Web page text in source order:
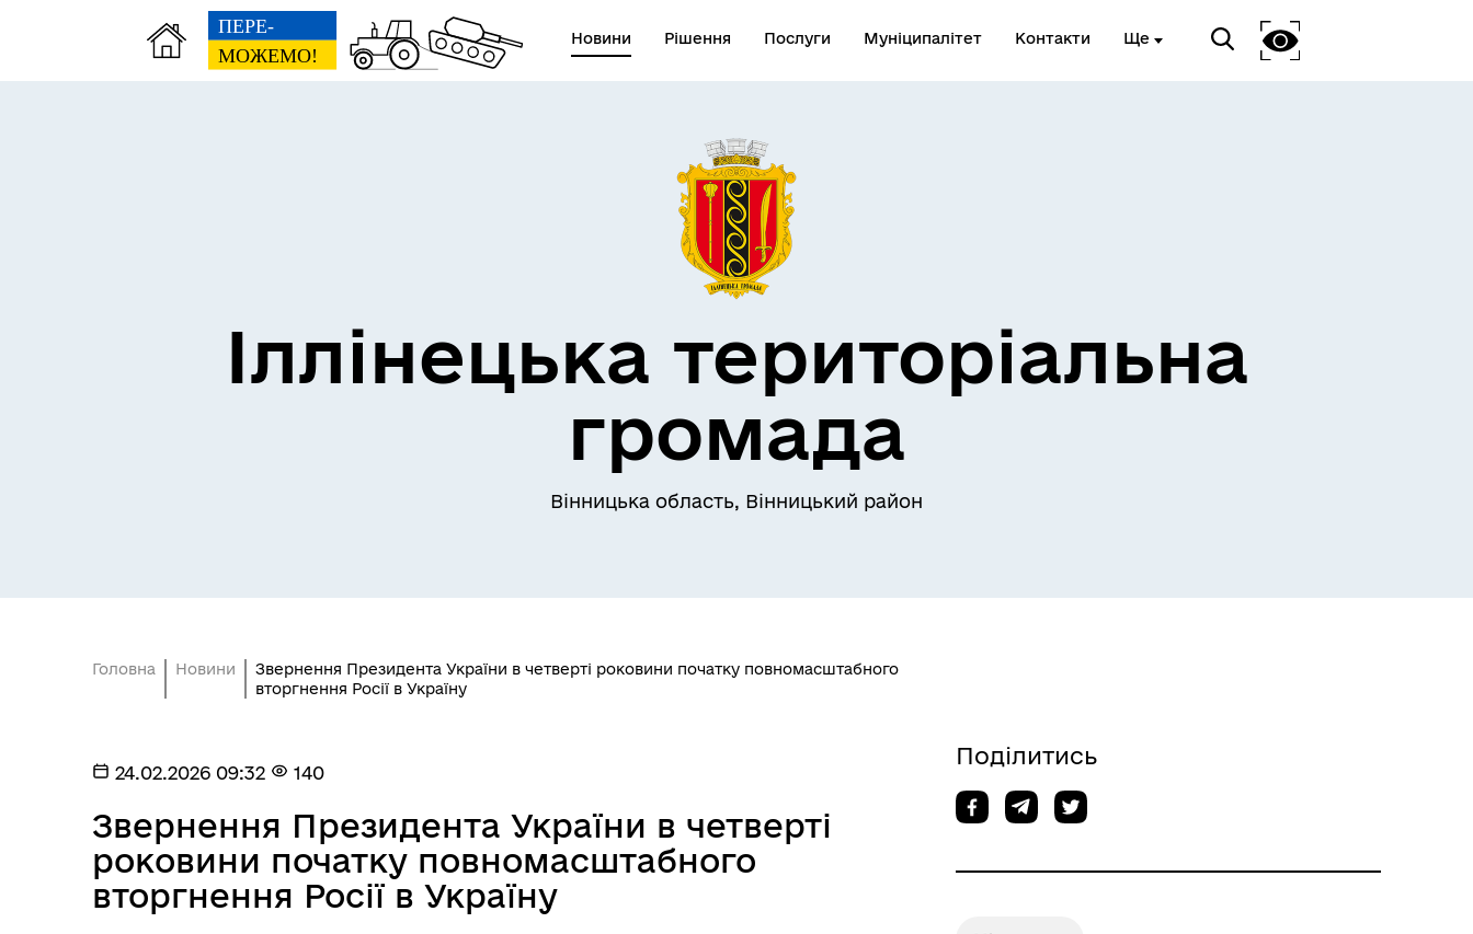
Новини Рішення Послуги Муніципалітет Контакти Ще
Іллінецька територіальна
громада
Вінницька область, Вінницький район
Головна Новини
Звернення Президента України в четверті роковини початку повномасштабного
вторгнення Росії в Україну
24.02.2026 09:32 140
Звернення Президента України в четверті
роковини початку повномасштабного
вторгнення Росії в Україну
Поділитись